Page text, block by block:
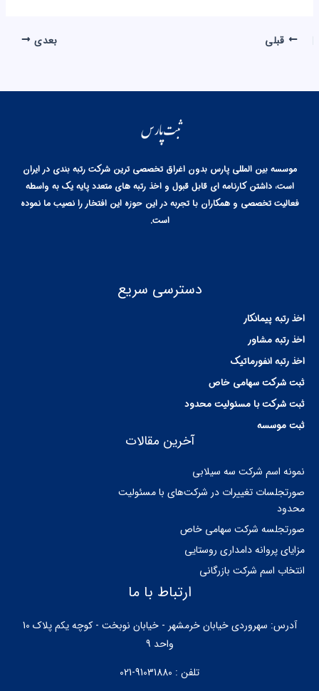
قبلی بعدی
ارتباط با ما
آدرس: سهروردی خیابان خرمشهر - خیابان نوبخت - کوچه یکم پلاک 10
واحد 9
تلفن : 91031880-021
آخرین مقالات
نمونه اسم شرکت سه سیلابی
صورتجلسات تغییرات در شرکت‌های با مسئولیت
محدود
صورتجلسه شرکت سهامی خاص
مزایای پروانه دامداری روستایی
انتخاب اسم شرکت بازرگانی
دسترسی سریع
اخذ رتبه پیمانکار
اخذ رتبه مشاور
اخذ رتبه انفورماتیک
ثبت شرکت سهامی خاص
ثبت شرکت با مسئولیت محدود
ثبت موسسه
موسسه بین المللی پارس بدون اغراق تخصصی ترین شرکت رتبه بندی در ایران
است، داشتن کارنامه ای قابل قبول و اخذ رتبه های متعدد پایه یک به واسطه
فعالیت تخصصی و همکاران با تجربه در این حوزه این افتخار را نصیب ما نموده
است.